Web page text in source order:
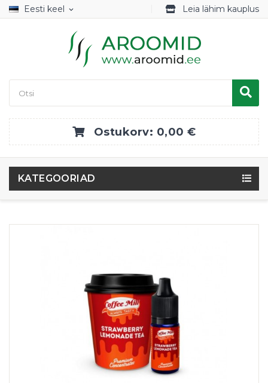
Eesti keel expand_more Leia lähim kauplus
Ostukorv: 0,00 €
KATEGOORIAD